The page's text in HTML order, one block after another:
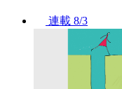
連載 8/3